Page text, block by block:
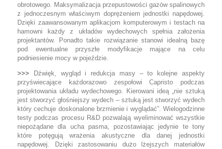
obrotowego. Maksymalizacja przepustowości gazów spalinowych
z jednoczesnym właściwym doprężeniem jednostki napędowej.
Dzięki zaawansowanym aplikacjom komputerowym i testach na
hamowni każdy z układów wydechowych spełnia założenia
projektantów. Ponadto takie rozwiązanie stanowi idealną bazę
pod ewentualne przyszłe modyfikacje mające na celu
podniesienie mocy w pojeździe.
>>> Dźwięk, wygląd i redukcja masy – to kolejne aspekty
przyświecające każdorazowo zespołowi Capristo podczas
projektowania układu wydechowego. Kierowani ideą „nie sztuką
jest stworzyć głośniejszy wydech – sztuką jest stworzyć wydech
który cechuje doskonalone brzmienie i wyglądać”. Wielogodzinne
testy podczas procesu R&D pozwalają wyeliminować wszystkie
niepożądane dla ucha pasma, pozostawiając jedynie te tony
które potęgują wrażenia akustyczne dla danej jednostki
napędowej. Dzięki zastosowaniu dużo lżejszych materiałów